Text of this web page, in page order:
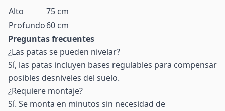
Alto
75 cm
Profundo60 cm
Preguntas frecuentes
¿Las patas se pueden nivelar?
Sí, las patas incluyen bases regulables para compensar
posibles desniveles del suelo.
¿Requiere montaje?
Sí. Se monta en minutos sin necesidad de